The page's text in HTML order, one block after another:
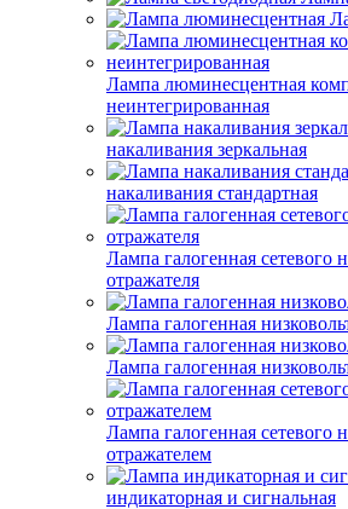
Лампа люминесцентная
неинтегрированная
накаливания зеркальная
накаливания стандартная
Лампа галогенная сетевого
отражателя
Лампа галогенная
Лампа галогенная
Лампа галогенная сетевого
отражателем
индикаторная и сигнальная